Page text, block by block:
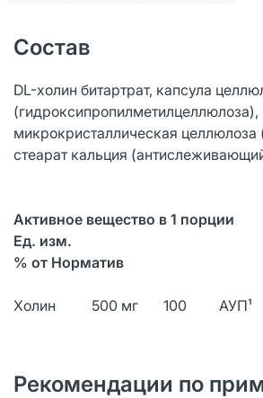
Состав
DL-холин битартрат, капсула
(гидроксипропилметилцеллюлоза),
микрокристаллическая целлюлоза
стеарат кальция
Активное вещество в 1 порции
Ед. изм.
% от Норматив
Холин 500 мг 100 АУП¹
Рекомендации по